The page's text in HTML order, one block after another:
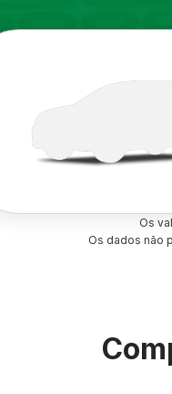
Os
Os dados não